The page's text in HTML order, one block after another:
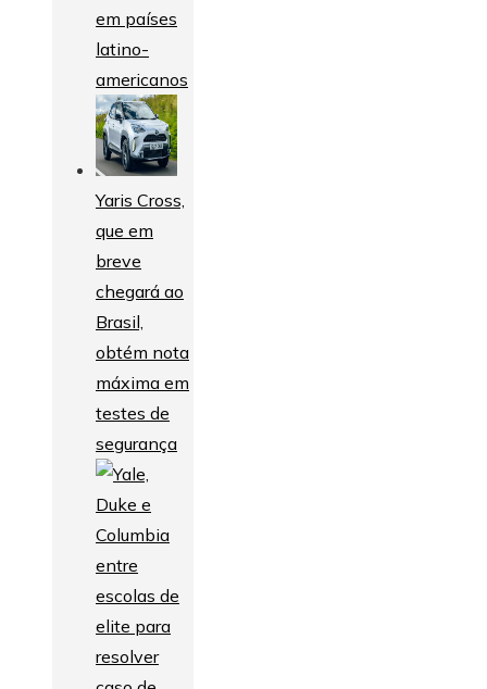
em países
latino-
americanos
Yaris Cross,
que em
breve
chegará ao
Brasil,
obtém nota
máxima em
testes de
segurança